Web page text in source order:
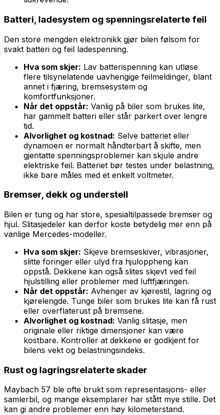
Batteri, ladesystem og spenningsrelaterte feil
Den store mengden elektronikk gjør bilen følsom for
svakt batteri og feil ladespenning.
Hva som skjer: Lav batterispenning kan utløse
flere tilsynelatende uavhengige feilmeldinger, blant
annet i fjæring, bremsesystem og
komfortfunksjoner.
Når det oppstår: Vanlig på biler som brukes lite,
har gammelt batteri eller står parkert over lengre
tid.
Alvorlighet og kostnad: Selve batteriet eller
dynamoen er normalt håndterbart å skifte, men
gjentatte spenningsproblemer kan skjule andre
elektriske feil. Batteriet bør testes under belastning,
ikke bare måles med et enkelt voltmeter.
Bremser, dekk og understell
Bilen er tung og har store, spesialtilpassede bremser og
hjul. Slitasjedeler kan derfor koste betydelig mer enn på
vanlige Mercedes-modeller.
Hva som skjer: Skjeve bremseskiver, vibrasjoner,
slitte foringer eller ulyd fra hjuloppheng kan
oppstå. Dekkene kan også slites skjevt ved feil
hjulstilling eller problemer med luftfjæringen.
Når det oppstår: Avhenger av kjørestil, lagring og
kjørelengde. Tunge biler som brukes lite kan få rust
eller overflateru­st på bremsene.
Alvorlighet og kostnad: Vanlig slitasje, men
originale eller riktige dimensjoner kan være
kostbare. Kontroller at dekkene er godkjent for
bilens vekt og belastningsindeks.
Rust og lagringsrelaterte skader
Maybach 57 ble ofte brukt som representasjons- eller
samlerbil, og mange eksemplarer har stått mye stille. Det
kan gi andre problemer enn høy kilometerstand.